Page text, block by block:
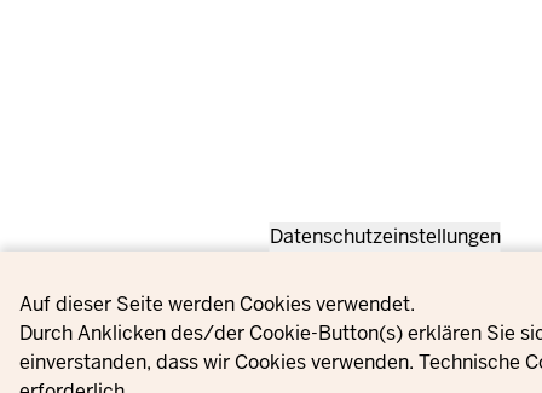
Privacy settings
Datenschutzeinstellungen
Auf dieser Seite werden Cookies verwendet.
Durch Anklicken des/der Cookie-Button(s) erklären Sie
einverstanden, dass wir Cookies verwenden. Technische